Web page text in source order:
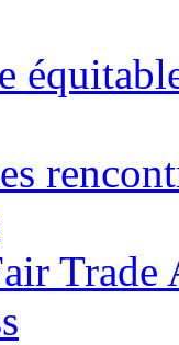
Trade